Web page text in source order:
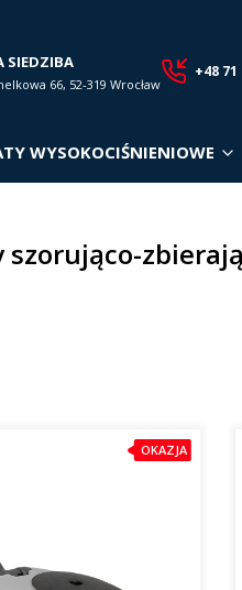
+48 71
SIEDZIBA
66, 52-319 Wrocław
WYSOKOCIŚNIENIOWE
szorująco-
OKAZJA